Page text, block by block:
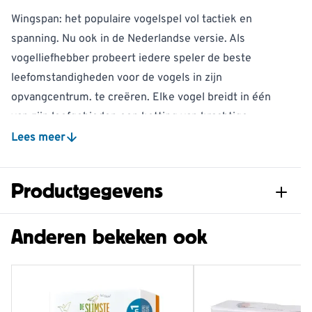
Wingspan: het populaire vogelspel vol tactiek en
spanning. Nu ook in de Nederlandse versie. Als
vogelliefhebber probeert iedere speler de beste
leefomstandigheden voor de vogels in zijn
opvangcentrum. te creëren. Elke vogel breidt in één
van zijn leefgebieden een ketting van krachtige
combinaties uit. Deze leefgebieden richten zich op
beste actiemotortje en scoort aan het einde van het
spel de meeste punten met zijn vogels?
Het spel bevat 170 unieke vogelkaarten, die in
variatie zorgen! En met de aankoop steunt u het werk
Lees meer
Productgegevens
Artikelnummer 979530174
Anderen bekeken ook